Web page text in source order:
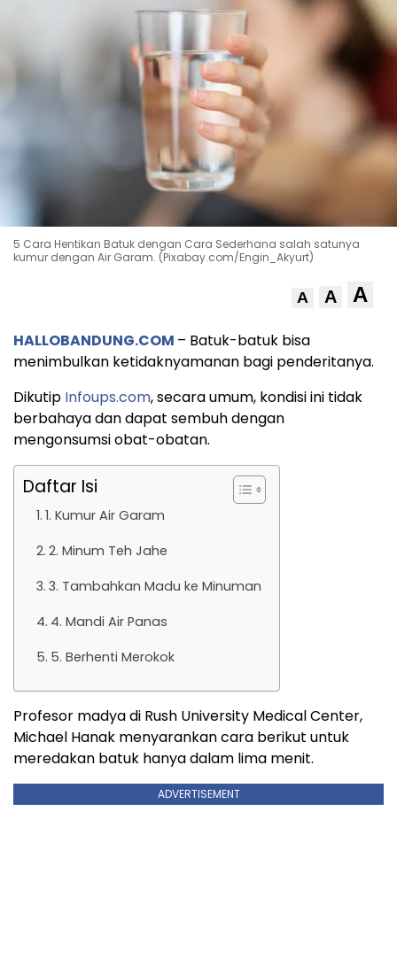
5 Cara Hentikan Batuk dengan Cara Sederhana salah satunya
kumur dengan Air Garam. (Pixabay.com/Engin_Akyurt)
A A A
HALLOBANDUNG.COM – Batuk-batuk bisa
menimbulkan ketidaknyamanan bagi penderitanya.
Dikutip Infoups.com, secara umum, kondisi ini tidak
berbahaya dan dapat sembuh dengan
mengonsumsi obat-obatan.
Daftar Isi
1. Kumur Air Garam
2. Minum Teh Jahe
3. Tambahkan Madu ke Minuman
4. Mandi Air Panas
5. Berhenti Merokok
Profesor madya di Rush University Medical Center,
Michael Hanak menyarankan cara berikut untuk
meredakan batuk hanya dalam lima menit.
ADVERTISEMENT